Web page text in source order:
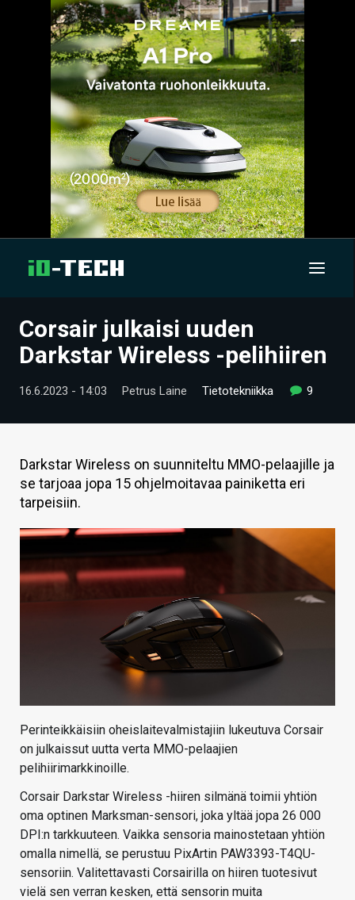
UUTISET
TIETOA
HINTA.FI
KAUPPA
VAIHDA TEEMA
Corsair julkaisi uuden
Darkstar Wireless -pelihiiren
16.6.2023 - 14:03 Petrus Laine Tietotekniikka 9
Darkstar Wireless on suunniteltu MMO-pelaajille ja
se tarjoaa jopa 15 ohjelmoitavaa painiketta eri
tarpeisiin.
Perinteikkäisiin oheislaitevalmistajiin lukeutuva Corsair
on julkaissut uutta verta MMO-pelaajien
pelihiirimarkkinoille.
Corsair Darkstar Wireless -hiiren silmänä toimii yhtiön
oma optinen Marksman-sensori, joka yltää jopa 26 000
DPI:n tarkkuuteen. Vaikka sensoria mainostetaan yhtiön
omalla nimellä, se perustuu PixArtin PAW3393-T4QU-
sensoriin. Valitettavasti Corsairilla on hiiren tuotesivut
vielä sen verran kesken, että sensorin muita